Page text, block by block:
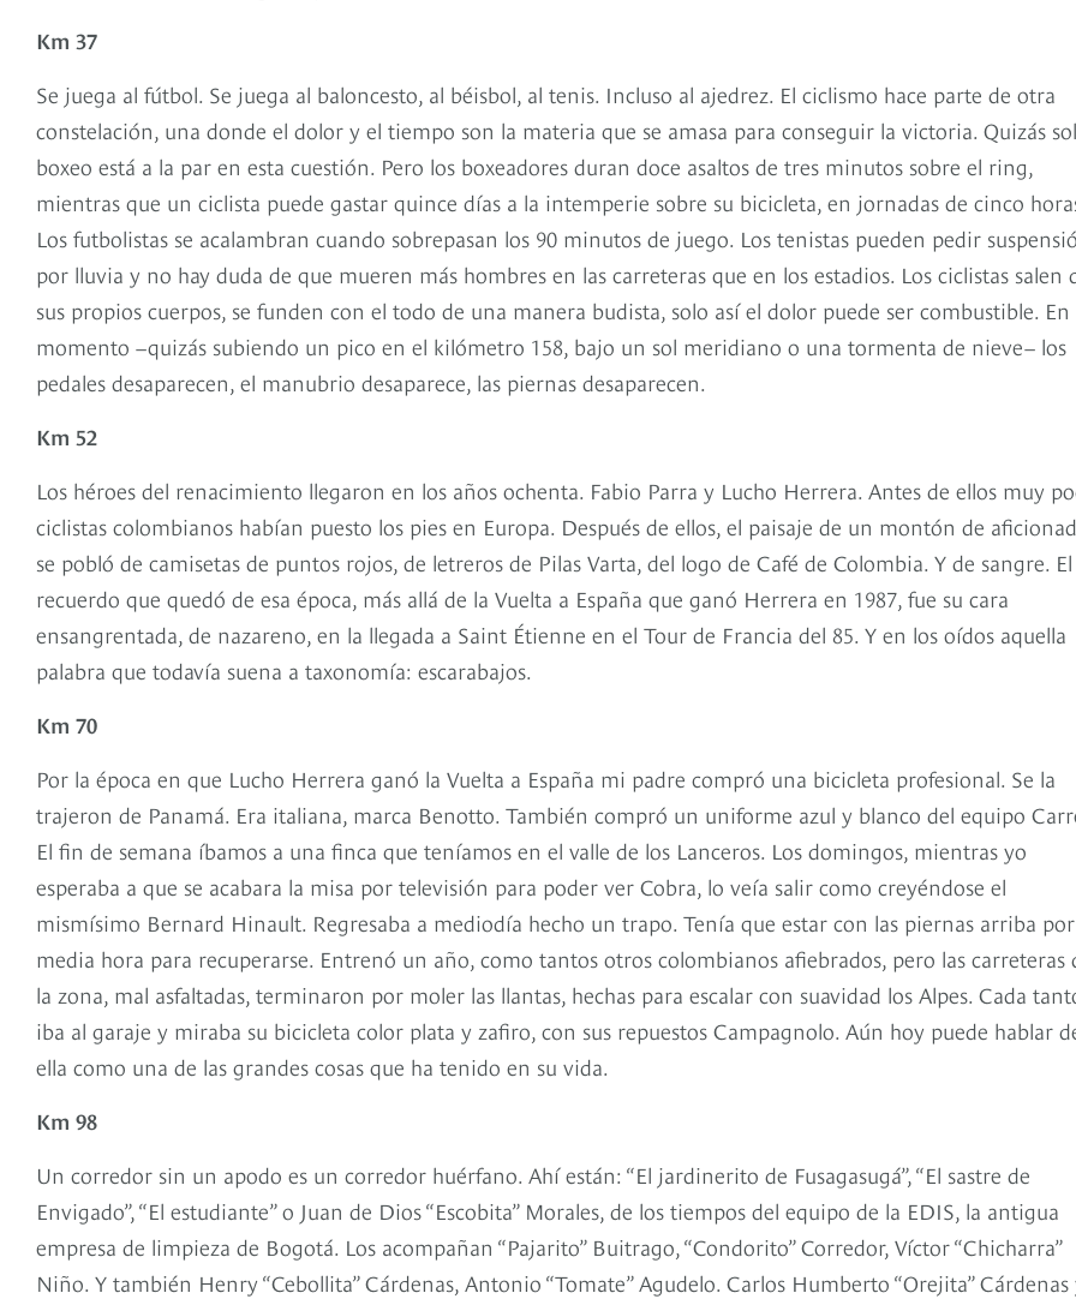
Km 37
Se juega al fútbol. Se juega al baloncesto, al béisbol, al tenis. Incluso al ajedrez. El ciclismo hace parte de otra
constelación, una donde el dolor y el tiempo son la materia que se amasa para conseguir la victoria. Quizás
boxeo está a la par en esta cuestión. Pero los boxeadores duran doce asaltos de tres minutos sobre el ring,
mientras que un ciclista puede gastar quince días a la intemperie sobre su bicicleta, en jornadas de cinco
Los futbolistas se acalambran cuando sobrepasan los 90 minutos de juego. Los tenistas pueden pedir
por lluvia y no hay duda de que mueren más hombres en las carreteras que en los estadios. Los ciclistas salen
sus propios cuerpos, se funden con el todo de una manera budista, solo así el dolor puede ser combustible. En
momento −quizás subiendo un pico en el kilómetro 158, bajo un sol meridiano o una tormenta de nieve− los
pedales desaparecen, el manubrio desaparece, las piernas desaparecen.
Km 52
Los héroes del renacimiento llegaron en los años ochenta. Fabio Parra y Lucho Herrera. Antes de ellos muy
ciclistas colombianos habían puesto los pies en Europa. Después de ellos, el paisaje de un montón de
se pobló de camisetas de puntos rojos, de letreros de Pilas Varta, del logo de Café de Colombia. Y de sangre. El
recuerdo que quedó de esa época, más allá de la Vuelta a España que ganó Herrera en 1987, fue su cara
ensangrentada, de nazareno, en la llegada a Saint Étienne en el Tour de Francia del 85. Y en los oídos aquella
palabra que todavía suena a taxonomía: escarabajos.
Km 70
Por la época en que Lucho Herrera ganó la Vuelta a España mi padre compró una bicicleta profesional. Se la
trajeron de Panamá. Era italiana, marca Benotto. También compró un uniforme azul y blanco del equipo
El fin de semana íbamos a una finca que teníamos en el valle de los Lanceros. Los domingos, mientras yo
esperaba a que se acabara la misa por televisión para poder ver Cobra, lo veía salir como creyéndose el
mismísimo Bernard Hinault. Regresaba a mediodía hecho un trapo. Tenía que estar con las piernas arriba por
media hora para recuperarse. Entrenó un año, como tantos otros colombianos afiebrados, pero las carreteras
la zona, mal asfaltadas, terminaron por moler las llantas, hechas para escalar con suavidad los Alpes. Cada
iba al garaje y miraba su bicicleta color plata y zafiro, con sus repuestos Campagnolo. Aún hoy puede hablar
ella como una de las grandes cosas que ha tenido en su vida.
Km 98
Un corredor sin un apodo es un corredor huérfano. Ahí están: “El jardinerito de Fusagasugá”, “El sastre de
Envigado”, “El estudiante” o Juan de Dios “Escobita” Morales, de los tiempos del equipo de la EDIS, la antigua
empresa de limpieza de Bogotá. Los acompañan “Pajarito” Buitrago, “Condorito” Corredor, Víctor “Chicharra”
Niño. Y también Henry “Cebollita” Cárdenas, Antonio “Tomate” Agudelo. Carlos Humberto “Orejita” Cárdenas